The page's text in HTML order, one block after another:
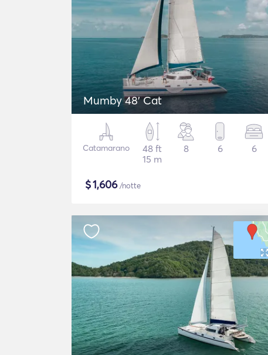
Mumby 48' Cat
Catamarano
48 ft
15 m
8 6 6
$1,606/notte